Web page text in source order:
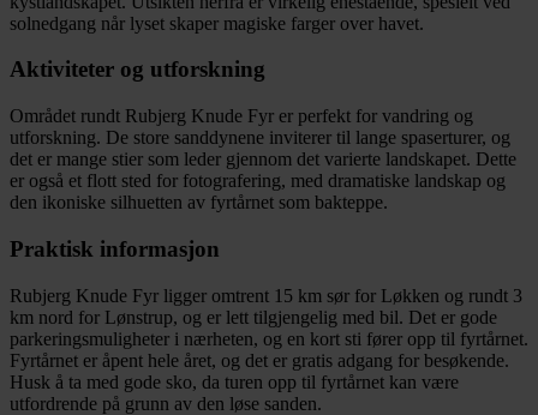
solnedgang når lyset skaper magiske farger over havet.
Aktiviteter og utforskning
Området rundt Rubjerg Knude Fyr er perfekt for vandring og
utforskning. De store sanddynene inviterer til lange spaserturer, og
det er mange stier som leder gjennom det varierte landskapet. Dette
er også et flott sted for fotografering, med dramatiske landskap og
den ikoniske silhuetten av fyrtårnet som bakteppe.
Praktisk informasjon
Rubjerg Knude Fyr ligger omtrent 15 km sør for Løkken og rundt 3
km nord for Lønstrup, og er lett tilgjengelig med bil. Det er gode
parkeringsmuligheter i nærheten, og en kort sti fører opp til fyrtårnet.
Fyrtårnet er åpent hele året, og det er gratis adgang for besøkende.
Husk å ta med gode sko, da turen opp til fyrtårnet kan være
utfordrende på grunn av den løse sanden.